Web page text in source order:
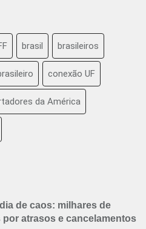
brasil brasileiros
conexão UF
da América
de caos: milhares de
atrasos e cancelamentos